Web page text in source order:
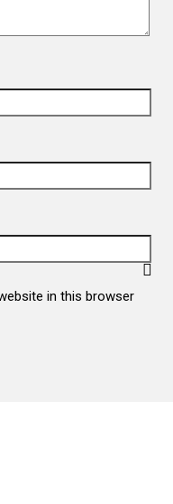
in this browser